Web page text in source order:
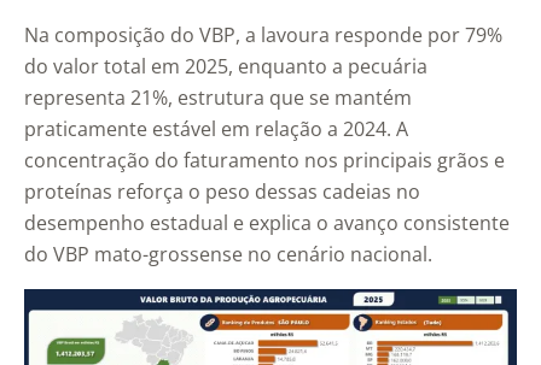
Na composição do VBP, a lavoura responde por 79%
do valor total em 2025, enquanto a pecuária
representa 21%, estrutura que se mantém
praticamente estável em relação a 2024. A
concentração do faturamento nos principais grãos e
proteínas reforça o peso dessas cadeias no
desempenho estadual e explica o avanço consistente
do VBP mato-grossense no cenário nacional.